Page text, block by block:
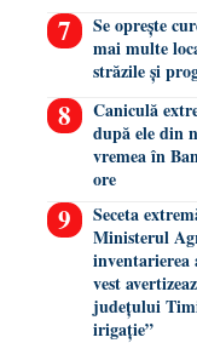
Se oprește
mai multe
străzile și
Caniculă
după ele din
vremea în
ore
Seceta
Ministerul
vest
județului
irigație”